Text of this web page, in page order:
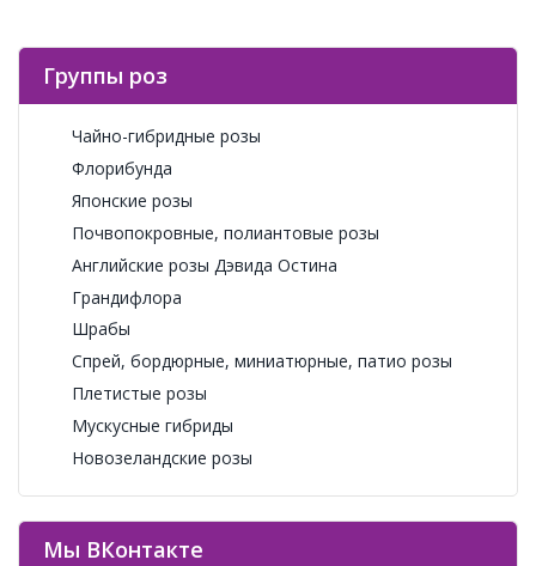
Группы роз
Чайно-гибридные розы
Флорибунда
Японские розы
Почвопокровные, полиантовые розы
Английские розы Дэвида Остина
Грандифлора
Шрабы
Спрей, бордюрные, миниатюрные, патио розы
Плетистые розы
Мускусные гибриды
Новозеландские розы
Мы ВКонтакте